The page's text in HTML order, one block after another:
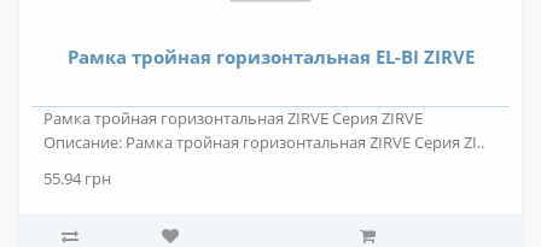
Рамка тройная горизонтальная EL-BI ZIRVE
Рамка тройная горизонтальная ZIRVE Серия ZIRVE
Описание: Рамка тройная горизонтальная ZIRVE Серия ZI..
55.94 грн